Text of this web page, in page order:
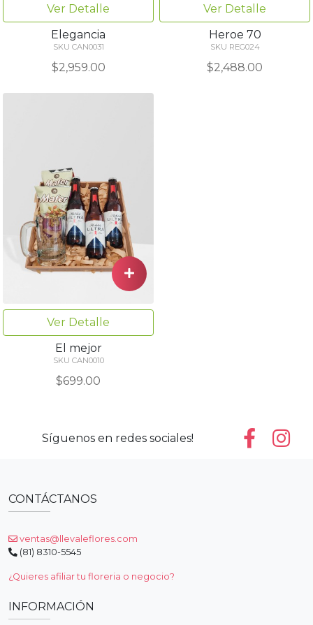
Ver Detalle
Elegancia
SKU CAN0031
$2,959.00
Ver Detalle
Heroe 70
SKU REG024
$2,488.00
Ver Detalle
El mejor
SKU CAN0010
$699.00
Síguenos en redes sociales!
CONTÁCTANOS
ventas@llevaleflores.com
(81) 8310-5545
¿Quieres afiliar tu floreria o negocio?
INFORMACIÓN